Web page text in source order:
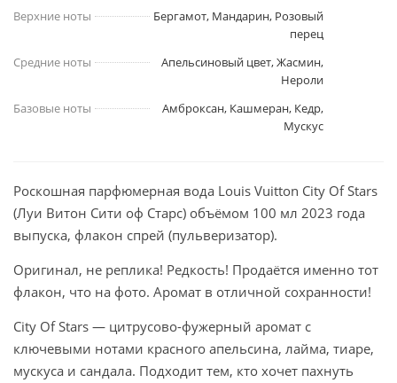
Верхние ноты
Бергамот, Мандарин, Розовый
перец
Средние ноты
Апельсиновый цвет, Жасмин,
Нероли
Базовые ноты
Амброксан, Кашмеран, Кедр,
Мускус
Роскошная парфюмерная вода Louis Vuitton City Of Stars
(Луи Витон Сити оф Старс) объёмом 100 мл 2023 года
выпуска, флакон спрей (пульверизатор).
Оригинал, не реплика! Редкость! Продаётся именно тот
флакон, что на фото. Аромат в отличной сохранности!
City Of Stars — цитрусово-фужерный аромат с
ключевыми нотами красного апельсина, лайма, тиаре,
мускуса и сандала. Подходит тем, кто хочет пахнуть